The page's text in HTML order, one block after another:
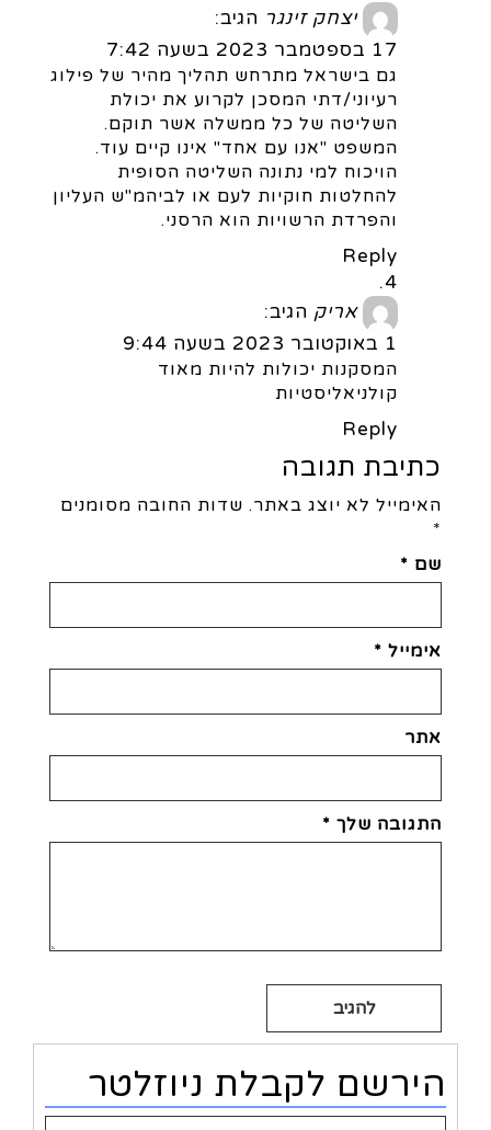
יצחק זינגר הגיב:
17 בספטמבר 2023 בשעה 7:42
גם בישראל מתרחש תהליך מהיר של פילוג
רעיוני/דתי המסכן לקרוע את יכולת
השליטה של כל ממשלה אשר תוקם.
המשפט "אנו עם אחד" אינו קיים עוד.
הויכוח למי נתונה השליטה הסופית
להחלטות חוקיות לעם או לביהמ"ש העליון
והפרדת הרשויות הוא הרסני.
Reply
אריק הגיב:
1 באוקטובר 2023 בשעה 9:44
המסקנות יכולות להיות מאוד
קולניאליסטיות
Reply
כתיבת תגובה
האימייל לא יוצג באתר. שדות החובה מסומנים
*
שם *
אימייל *
אתר
התגובה שלך *
הירשם לקבלת ניוזלטר